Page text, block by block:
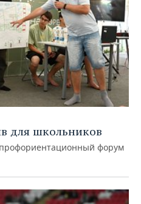
для школьников
форум